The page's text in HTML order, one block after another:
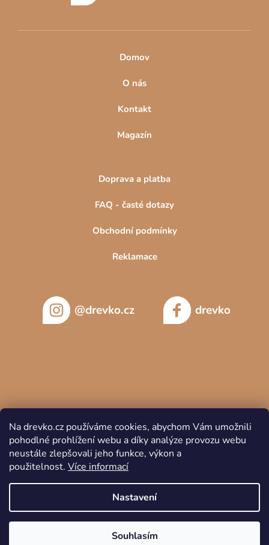
Na drevko.cz používáme cookies, abychom Vám umožnili
pohodlné prohlížení webu a díky analýze provozu webu
neustále zlepšovali jeho funkce, výkon a
použitelnost. Více informací
Nastavení
Souhlasím
i
u
Domov
O nás
Kontakt
Magazín
Doprava a platba
FAQ - časté dotazy
Obchodní podmínky
Reklamace
@drevko.cz drevko